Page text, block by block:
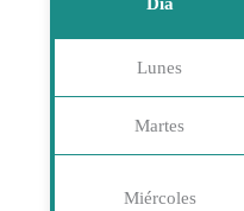
Lunes
Martes
Miércoles